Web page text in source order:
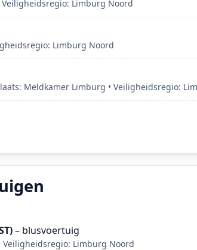
Veiligheidsregio: Limburg Noord
Limburg Noord
Meldkamer Limburg • Veiligheidsregio:
– blusvoertuig
Veiligheidsregio: Limburg Noord